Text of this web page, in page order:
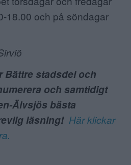
18.00 och på söndagar
Bättre stadsdel och
och samtidigt
Älvsjös bästa
läsning! Här klickar